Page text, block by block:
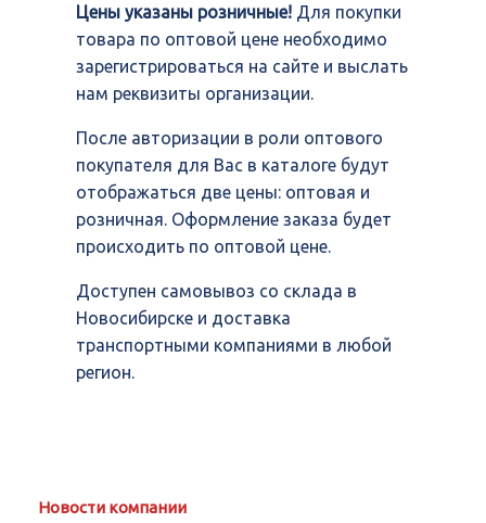
Цены указаны розничные! Для покупки
товара по оптовой цене необходимо
зарегистрироваться на сайте и выслать
нам реквизиты организации.
После авторизации в роли оптового
покупателя для Вас в каталоге будут
отображаться две цены: оптовая и
розничная. Оформление заказа будет
происходить по оптовой цене.
Доступен самовывоз со склада в
Новосибирске и доставка
транспортными компаниями в любой
регион.
Новости компании